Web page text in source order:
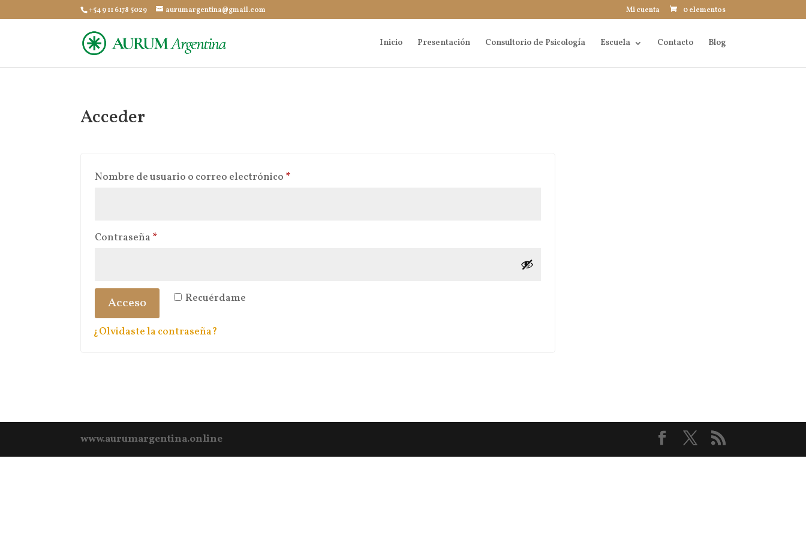
+54 9 11 6178 5029 aurumargentina@gmail.com Mi cuenta 0 elementos
Inicio Presentación Consultorio de Psicología Escuela Contacto Blog
Acceder
Nombre de usuario o correo electrónico *Obligatorio
Contraseña *Obligatorio
Recuérdame
Acceso
¿Olvidaste la contraseña?
www.aurumargentina.online